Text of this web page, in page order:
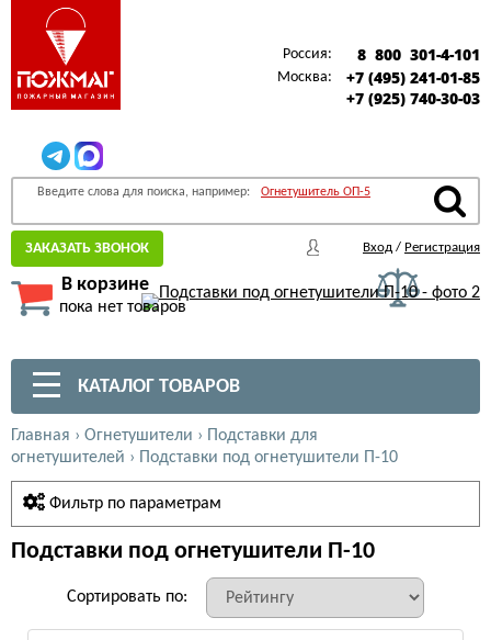
Россия: 8 800 301-4-101
Москва:
+7 (495) 241-01-85
+7 (925) 740-30-03
Введите слова для поиска, например: Огнетушитель ОП-5
ЗАКАЗАТЬ ЗВОНОК Вход / Регистрация
В корзине
пока нет товаров
КАТАЛОГ ТОВАРОВ
Главная › Огнетушители ›
Подставки для
огнетушителей › Подставки под огнетушители П-10
Фильтр по параметрам
Подставки под огнетушители П-10
Сортировать по: